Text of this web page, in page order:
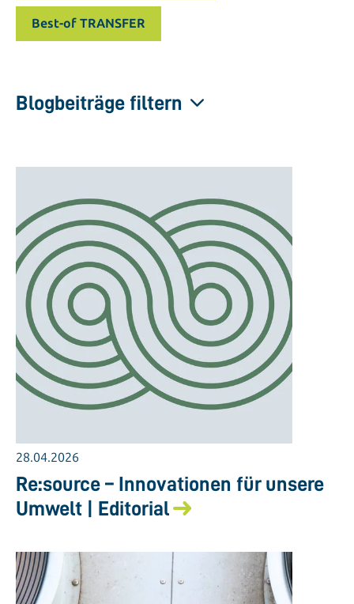
Best-of TRANSFER
Blogbeiträge filtern
28.04.2026
Re:source – Innovationen für unsere
Umwelt | Editorial